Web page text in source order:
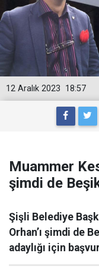
18:57
12 Aralık 2023
Muammer
şimdi de
Şişli Belediye
Orhan’ı şimdi de
adaylığı için